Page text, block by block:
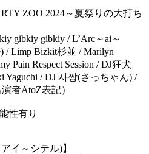
ZOO 2024～夏祭りの大打ち
gibkiy gibkiy / L’Arc～ai～
/ Limp Bizkit杉並 / Marilyn
Pain Respect Session / DJ狂犬
Yaguchi / DJ 사짱(さっちゃん) /
者AtoZ表記）
性有り
イ～シテル)】